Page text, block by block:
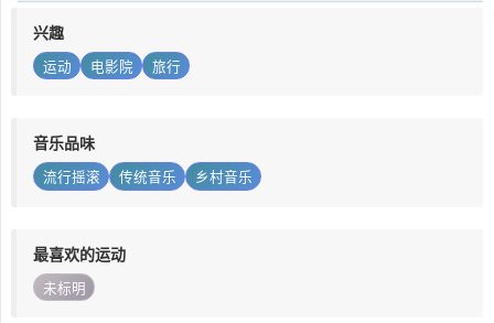
兴趣
运动 电影院 旅行
音乐品味
流行摇滚 传统音乐 乡村音乐
最喜欢的运动
未标明